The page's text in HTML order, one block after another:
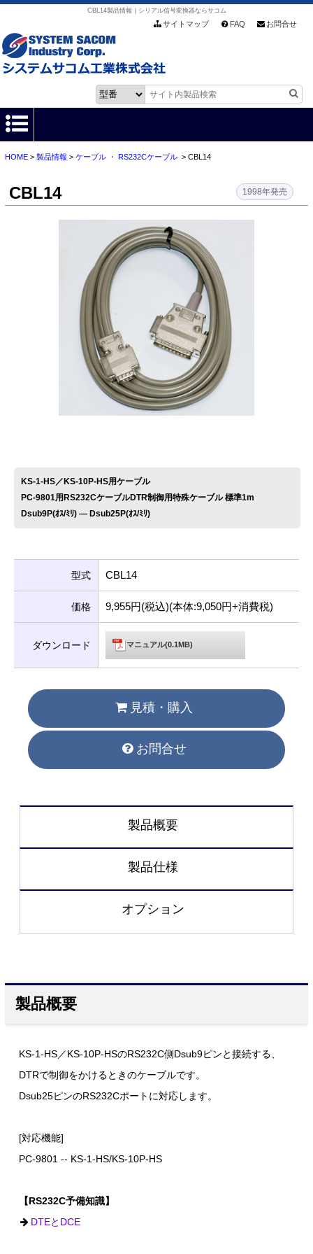
CBL14製品情報｜シリアル信号変換器ならサコム
サイトマップ FAQ お問合せ
HOME
各種ダウンロード
お客様サポート
お問い合わせ
HOME> 製品情報 > ケーブル・ RS232Cケーブル> CBL14
CBL14 1998年発売
KS-1-HS／KS-10P-HS用ケーブル
PC-9801用RS232CケーブルDTR制御用特殊ケーブル 標準1m
Dsub9P(ｵｽ/ﾐﾘ) ― Dsub25P(ｵｽ/ﾐﾘ)
型式 CBL14
価格 9,955円(税込)(本体:9,050円+消費税)
ダウンロード マニュアル(0.1MB)
見積・購入
お問合せ
製品概要
製品仕様
オプション
製品概要
KS-1-HS／KS-10P-HSのRS232C側Dsub9ピンと接続する、
DTRで制御をかけるときのケーブルです。
Dsub25ピンのRS232Cポートに対応します。
[対応機能]
PC-9801 -- KS-1-HS/KS-10P-HS
【RS232C予備知識】
DTEとDCE